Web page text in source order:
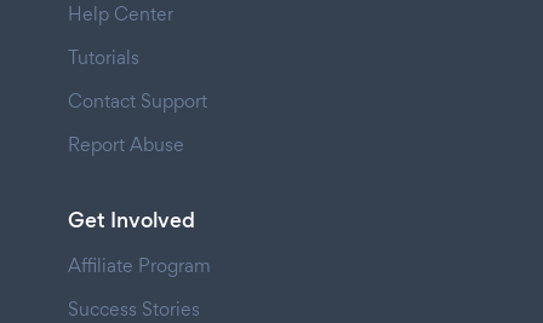
Help Center
Tutorials
Contact Support
Report Abuse
Get Involved
Affiliate Program
Success Stories